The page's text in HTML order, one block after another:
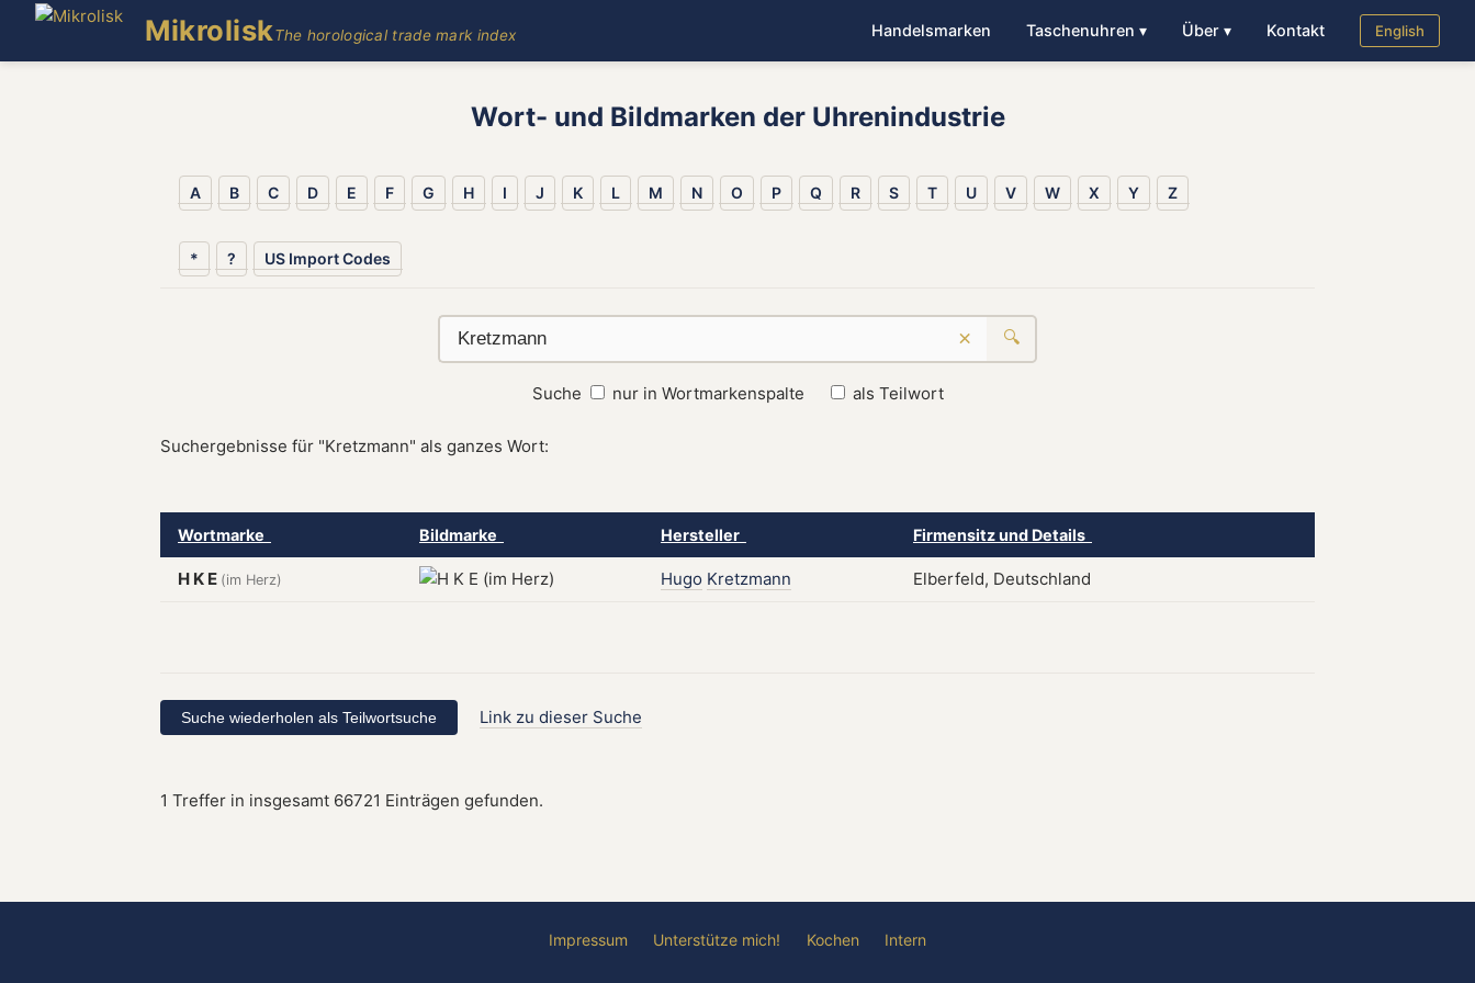
MikroliskThe horological trade mark index Handelsmarken Taschenuhren ▾ Über ▾ Kontakt English
Wort- und Bildmarken der Uhrenindustrie
A B C D E F G H I J K L M N O P Q R S T U V W X Y Z
* ? US Import Codes
× 🔍
Suche nur in Wortmarkenspalte als Teilwort
Suchergebnisse für "Kretzmann" als ganzes Wort:
Wortmarke Bildmarke Hersteller Firmensitz und Details
H K E (im Herz) Hugo Kretzmann Elberfeld, Deutschland
Link zu dieser Suche
1 Treffer in insgesamt 66721 Einträgen gefunden.
Impressum Unterstütze mich! Kochen Intern